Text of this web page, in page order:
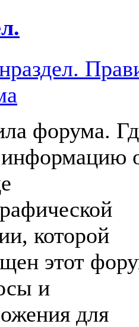
форума.
информацию
которой
этот
и
для